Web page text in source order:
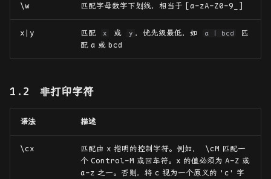
\w 匹配字母数字下划线，相当于 [a-zA-Z0-9_]
x|y 匹配 x 或 y ，优先级最低，如 a | bcd
匹
配 a 或 bcd
非打印字符
语法 描述
\cx 匹配由 x 指明的控制字符。例如， \cM 匹配一
个 Control-M 或回车符。 x 的值必须为 A-Z 或
a-z 之一。否则，将 c 视为一个原义的 'c' 字